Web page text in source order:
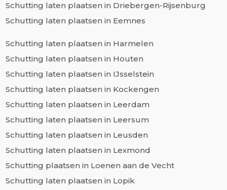
Schutting laten plaatsen in Driebergen-Rijsenburg
Schutting laten plaatsen in Eemnes
Schutting laten plaatsen in Harmelen
Schutting laten plaatsen in Houten
Schutting laten plaatsen in IJsselstein
Schutting laten plaatsen in Kockengen
Schutting laten plaatsen in Leerdam
Schutting laten plaatsen in Leersum
Schutting laten plaatsen in Leusden
Schutting laten plaatsen in Lexmond
Schutting plaatsen in Loenen aan de Vecht
Schutting laten plaatsen in Lopik